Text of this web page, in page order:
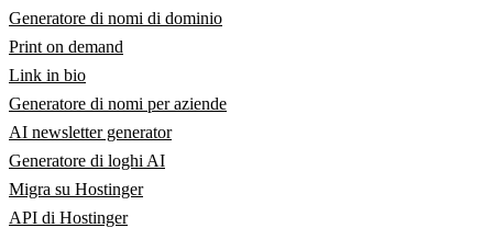
Generatore di nomi di dominio
Print on demand
Link in bio
Generatore di nomi per aziende
AI newsletter generator
Generatore di loghi AI
Migra su Hostinger
API di Hostinger